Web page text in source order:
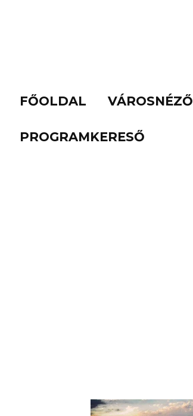
FŐOLDAL VÁROSNÉZŐ
PROGRAMKERESŐ